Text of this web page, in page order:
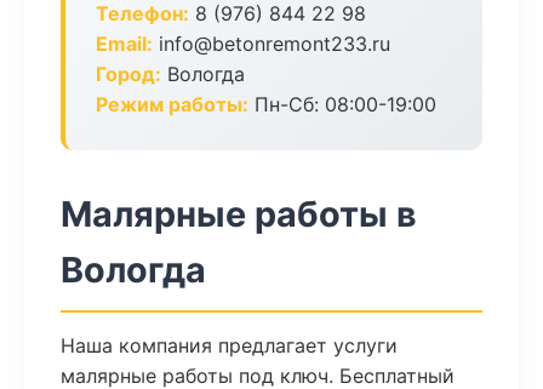
Телефон: 8 (976) 844 22 98
Email: info@betonremont233.ru
Город: Вологда
Режим работы: Пн-Сб: 08:00-19:00
Малярные работы в
Вологда
Наша компания предлагает услуги
малярные работы под ключ. Бесплатный